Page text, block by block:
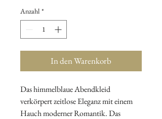
Anzahl *
In den Warenkorb
Das himmelblaue Abendkleid
verkörpert zeitlose Eleganz mit einem
Hauch moderner Romantik. Das